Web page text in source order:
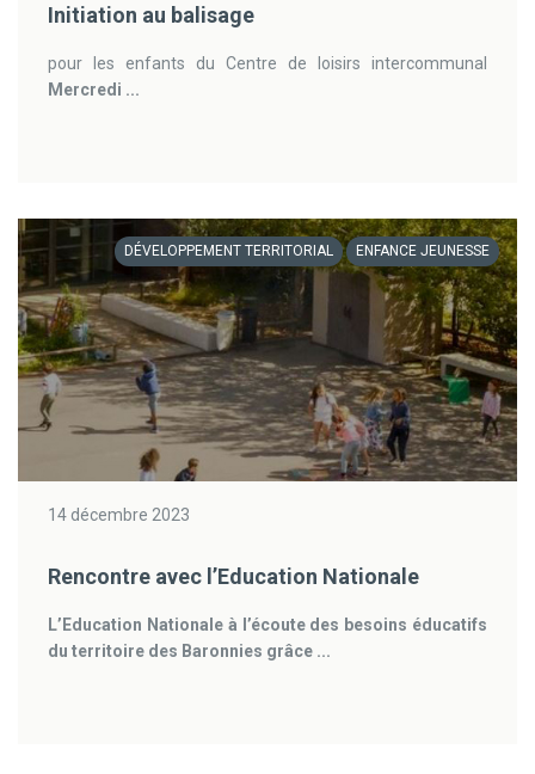
Initiation au balisage
pour les enfants du Centre de loisirs intercommunal
Mercredi ...
DÉVELOPPEMENT TERRITORIAL ENFANCE JEUNESSE
14 décembre 2023
Rencontre avec l’Education Nationale
L’Education Nationale à l’écoute des besoins éducatifs
du territoire des Baronnies grâce ...